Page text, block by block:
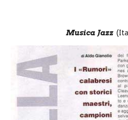
Musica Jazz